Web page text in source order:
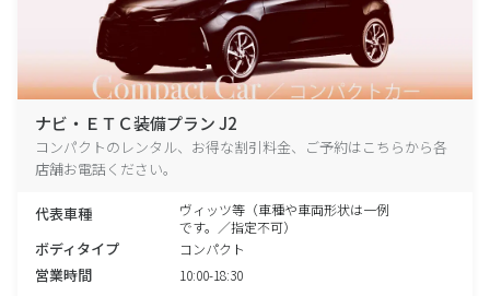
ナビ・ＥＴＣ装備プラン J2
コンパクトのレンタル、お得な割引料金、ご予約はこちらから各
店舗お電話ください。
代表車種
ヴィッツ等（車種や車両形状は一例
です。／指定不可）
ボディタイプ コンパクト
営業時間 10:00-18:30